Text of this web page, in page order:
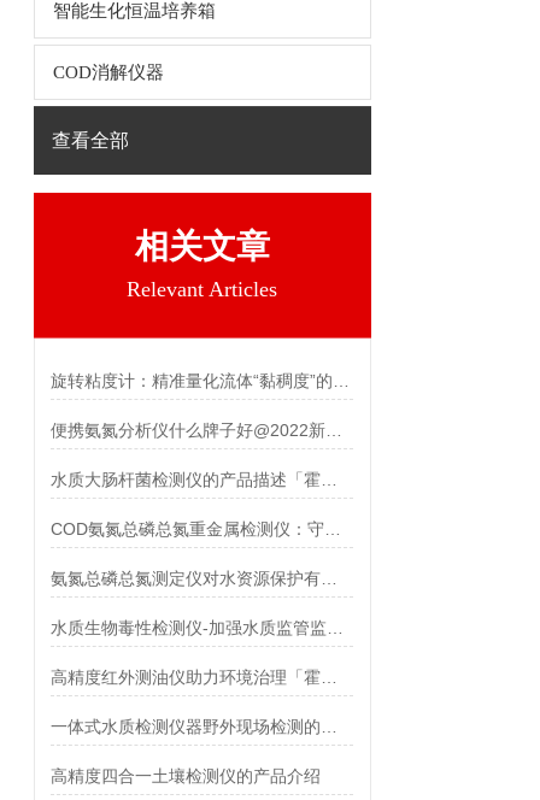
智能生化恒温培养箱
COD消解仪器
查看全部
相关文章
Relevant Articles
高精度四合一土壤检测仪的产品介绍